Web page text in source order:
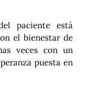
paciente está
el bienestar de
veces con un
puesta en